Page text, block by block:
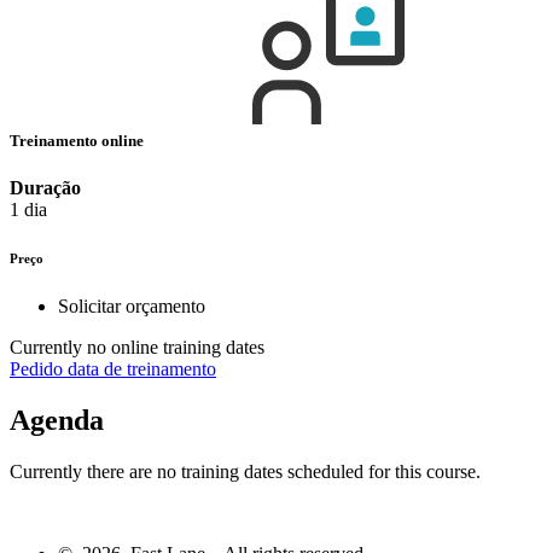
Treinamento online
Duração
1 dia
Preço
Solicitar orçamento
Currently no online training dates
Pedido data de treinamento
Agenda
Currently there are no training dates scheduled for this course.